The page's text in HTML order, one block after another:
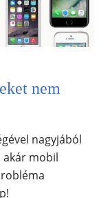
nem
nagyjából
akár mobil